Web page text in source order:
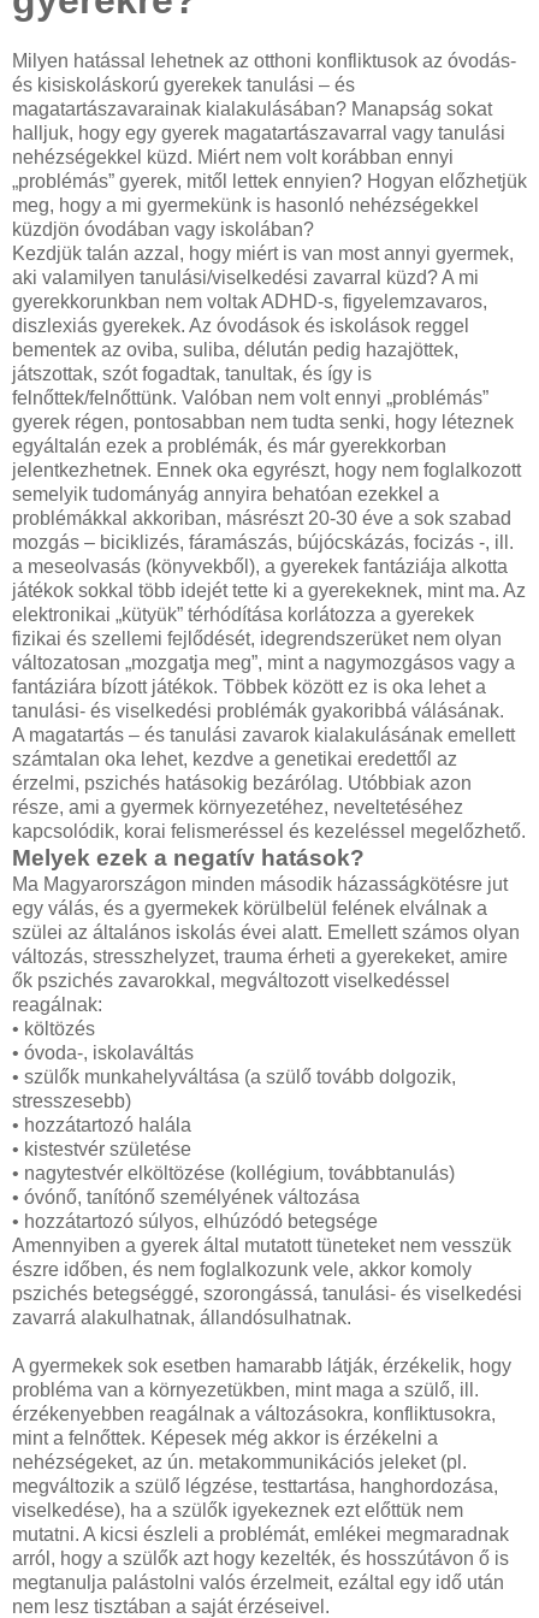
Milyen hatással lehetnek az otthoni konfliktusok az óvodás-
és kisiskoláskorú gyerekek tanulási – és
magatartászavarainak kialakulásában? Manapság sokat
halljuk, hogy egy gyerek magatartászavarral vagy tanulási
nehézségekkel küzd. Miért nem volt korábban ennyi
„problémás” gyerek, mitől lettek ennyien? Hogyan előzhetjük
meg, hogy a mi gyermekünk is hasonló nehézségekkel
küzdjön óvodában vagy iskolában?
Kezdjük talán azzal, hogy miért is van most annyi gyermek,
aki valamilyen tanulási/viselkedési zavarral küzd? A mi
gyerekkorunkban nem voltak ADHD-s, figyelemzavaros,
diszlexiás gyerekek. Az óvodások és iskolások reggel
bementek az oviba, suliba, délután pedig hazajöttek,
játszottak, szót fogadtak, tanultak, és így is
felnőttek/felnőttünk. Valóban nem volt ennyi „problémás”
gyerek régen, pontosabban nem tudta senki, hogy léteznek
egyáltalán ezek a problémák, és már gyerekkorban
jelentkezhetnek. Ennek oka egyrészt, hogy nem foglalkozott
semelyik tudományág annyira behatóan ezekkel a
problémákkal akkoriban, másrészt 20-30 éve a sok szabad
mozgás – biciklizés, fáramászás, bújócskázás, focizás -, ill.
a meseolvasás (könyvekből), a gyerekek fantáziája alkotta
játékok sokkal több idejét tette ki a gyerekeknek, mint ma. Az
elektronikai „kütyük” térhódítása korlátozza a gyerekek
fizikai és szellemi fejlődését, idegrendszerüket nem olyan
változatosan „mozgatja meg”, mint a nagymozgásos vagy a
fantáziára bízott játékok. Többek között ez is oka lehet a
tanulási- és viselkedési problémák gyakoribbá válásának.
A magatartás – és tanulási zavarok kialakulásának emellett
számtalan oka lehet, kezdve a genetikai eredettől az
érzelmi, pszichés hatásokig bezárólag. Utóbbiak azon
része, ami a gyermek környezetéhez, neveltetéséhez
kapcsolódik, korai felismeréssel és kezeléssel megelőzhető.
Melyek ezek a negatív hatások?
Ma Magyarországon minden második házasságkötésre jut
egy válás, és a gyermekek körülbelül felének elválnak a
szülei az általános iskolás évei alatt. Emellett számos olyan
változás, stresszhelyzet, trauma érheti a gyerekeket, amire
ők pszichés zavarokkal, megváltozott viselkedéssel
reagálnak:
• költözés
• óvoda-, iskolaváltás
• szülők munkahelyváltása (a szülő tovább dolgozik,
stresszesebb)
• hozzátartozó halála
• kistestvér születése
• nagytestvér elköltözése (kollégium, továbbtanulás)
• óvónő, tanítónő személyének változása
• hozzátartozó súlyos, elhúzódó betegsége
Amennyiben a gyerek által mutatott tüneteket nem vesszük
észre időben, és nem foglalkozunk vele, akkor komoly
pszichés betegséggé, szorongássá, tanulási- és viselkedési
zavarrá alakulhatnak, állandósulhatnak.
A gyermekek sok esetben hamarabb látják, érzékelik, hogy
probléma van a környezetükben, mint maga a szülő, ill.
érzékenyebben reagálnak a változásokra, konfliktusokra,
mint a felnőttek. Képesek még akkor is érzékelni a
nehézségeket, az ún. metakommunikációs jeleket (pl.
megváltozik a szülő légzése, testtartása, hanghordozása,
viselkedése), ha a szülők igyekeznek ezt előttük nem
mutatni. A kicsi észleli a problémát, emlékei megmaradnak
arról, hogy a szülők azt hogy kezelték, és hosszútávon ő is
megtanulja palástolni valós érzelmeit, ezáltal egy idő után
nem lesz tisztában a saját érzéseivel.